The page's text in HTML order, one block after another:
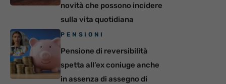
novità che possono incidere
sulla vita quotidiana
PENSIONI
Pensione di reversibilità
spetta all’ex coniuge anche
in assenza di assegno di